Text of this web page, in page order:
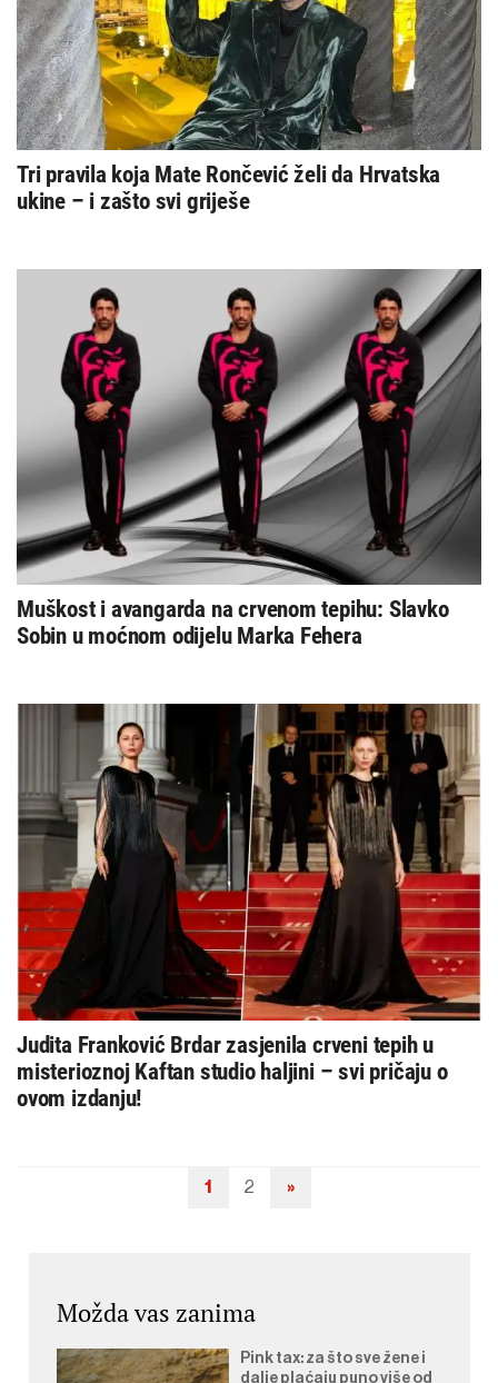
Tri pravila koja Mate Rončević želi da Hrvatska
ukine – i zašto svi griješe
Muškost i avangarda na crvenom tepihu: Slavko
Sobin u moćnom odijelu Marka Fehera
Judita Franković Brdar zasjenila crveni tepih u
misterioznoj Kaftan studio haljini – svi pričaju o
ovom izdanju!
Navigacija
1 2 »
Možda vas zanima
Pink tax: za što sve žene i
dalje plaćaju puno više od